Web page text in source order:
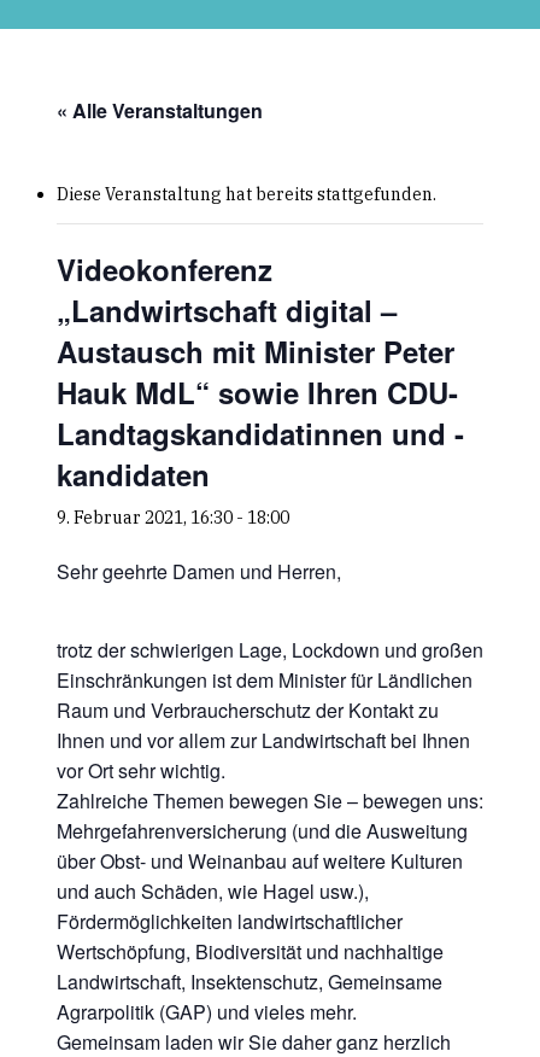
« Alle Veranstaltungen
Diese Veranstaltung hat bereits stattgefunden.
Videokonferenz
„Landwirtschaft digital –
Austausch mit Minister Peter
Hauk MdL“ sowie Ihren CDU-
Landtagskandidatinnen und -
kandidaten
9. Februar 2021, 16:30- 18:00
Sehr geehrte Damen und Herren,
trotz der schwierigen Lage, Lockdown und großen
Einschränkungen ist dem Minister für Ländlichen
Raum und Verbraucherschutz der Kontakt zu
Ihnen und vor allem zur Landwirtschaft bei Ihnen
vor Ort sehr wichtig.
Zahlreiche Themen bewegen Sie – bewegen uns:
Mehrgefahrenversicherung (und die Ausweitung
über Obst- und Weinanbau auf weitere Kulturen
und auch Schäden, wie Hagel usw.),
Fördermöglichkeiten landwirtschaftlicher
Wertschöpfung, Biodiversität und nachhaltige
Landwirtschaft, Insektenschutz, Gemeinsame
Agrarpolitik (GAP) und vieles mehr.
Gemeinsam laden wir Sie daher ganz herzlich